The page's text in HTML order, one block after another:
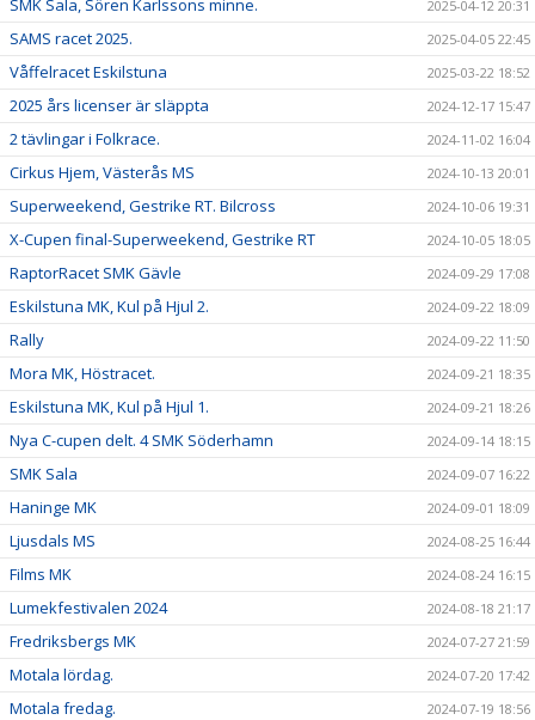
2025-04-12 20:31
SAMS racet 2025. 2025-04-05 22:45
Våffelracet Eskilstuna 2025-03-22 18:52
2025 års licenser är släppta 2024-12-17 15:47
2 tävlingar i Folkrace. 2024-11-02 16:04
Cirkus Hjem, Västerås MS 2024-10-13 20:01
Superweekend, Gestrike RT. Bilcross 2024-10-06 19:31
X-Cupen final-Superweekend, Gestrike RT 2024-10-05 18:05
RaptorRacet SMK Gävle 2024-09-29 17:08
Eskilstuna MK, Kul på Hjul 2. 2024-09-22 18:09
Rally 2024-09-22 11:50
Mora MK, Höstracet. 2024-09-21 18:35
Eskilstuna MK, Kul på Hjul 1. 2024-09-21 18:26
Nya C-cupen delt. 4 SMK Söderhamn 2024-09-14 18:15
SMK Sala 2024-09-07 16:22
Haninge MK 2024-09-01 18:09
Ljusdals MS 2024-08-25 16:44
Films MK 2024-08-24 16:15
Lumekfestivalen 2024 2024-08-18 21:17
Fredriksbergs MK 2024-07-27 21:59
Motala lördag. 2024-07-20 17:42
Motala fredag. 2024-07-19 18:56